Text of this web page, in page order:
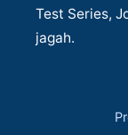
Test Series,
jagah.